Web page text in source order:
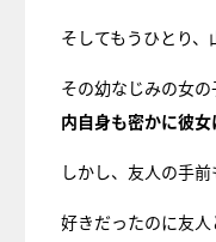
そしてもうひとり、
その幼なじみの女の
内自身も密かに彼
しかし、友人の手
好きだったのに友